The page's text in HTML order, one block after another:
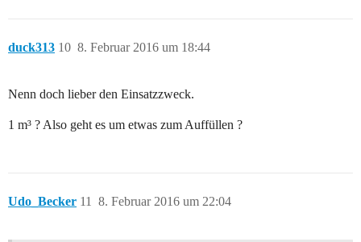
duck313 8. Februar 2016 um 18:44
10
Nenn doch lieber den Einsatzzweck.
1 m³ ? Also geht es um etwas zum Auffüllen ?
Udo_Becker 8. Februar 2016 um 22:04
11